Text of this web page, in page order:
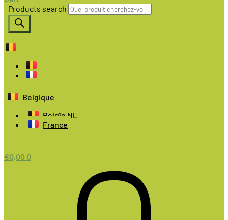
Products search
Belgique
Belgïe NL
France
€0,00 0